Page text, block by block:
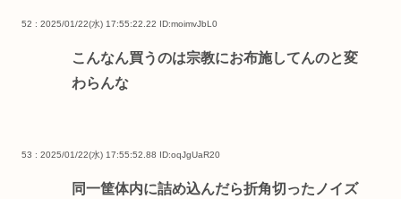
52 : 2025/01/22(水) 17:55:22.22 ID:moimvJbL0
こんなん買うのは宗教にお布施してんのと変
わらんな
53 : 2025/01/22(水) 17:55:52.88 ID:oqJgUaR20
同一筐体内に詰め込んだら折角切ったノイズ